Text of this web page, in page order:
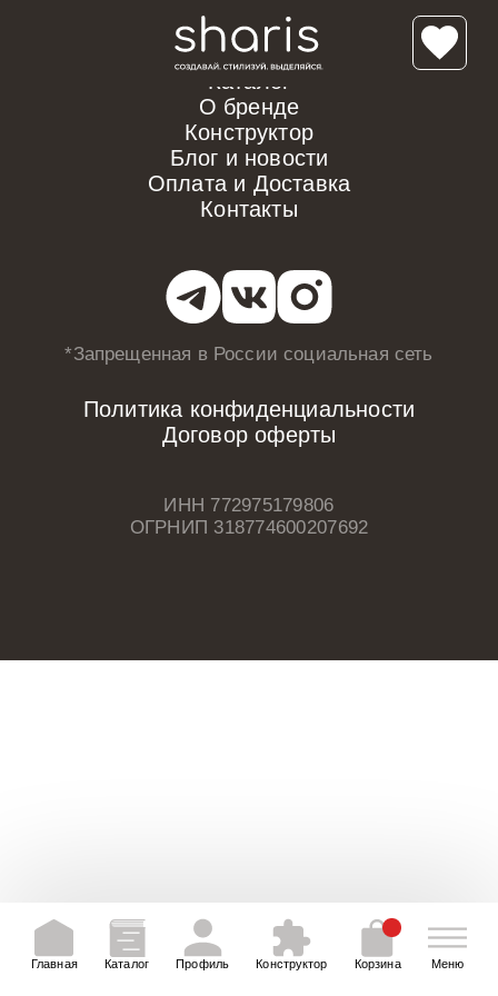
Каталог
О бренде
Конструктор
Блог и новости
Оплата и Доставка
Контакты
*Запрещенная в Россиисоциальная сеть
Политика конфиденциальности
Договор оферты
ИНН 772975179806
ОГРНИП 318774600207692
Главная Каталог Профиль Конструктор Корзина Меню